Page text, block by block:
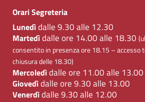
Orari Segreteria
Lunedìdalle 9.30 alle 12.30
Martedìdalle ore 14.00 alle 18.30
consentito in presenza ore 18.15 – accesso
chiusura delle 18.30)
Mercoledìdalle ore 11.00 alle 13.00
Giovedìdalle ore 9.30 alle 13.00
Venerdìdalle 9.30 alle 12.00